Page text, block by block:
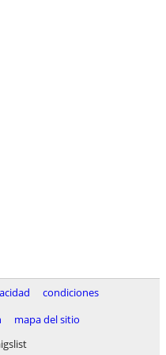
condiciones
mapa del sitio